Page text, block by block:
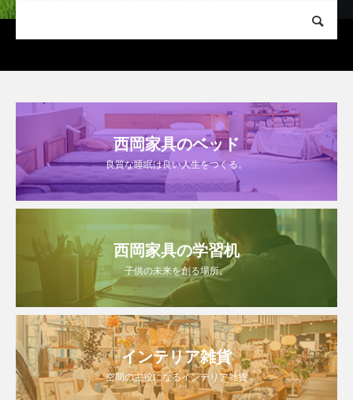
西岡家具のベッド
良質な睡眠は良い人生をつくる。
西岡家具の学習机
子供の未来を創る場所。
インテリア雑貨
空間の主役になるインテリア雑貨